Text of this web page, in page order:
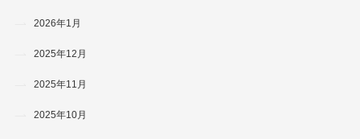
2026年1月
2025年12月
2025年11月
2025年10月